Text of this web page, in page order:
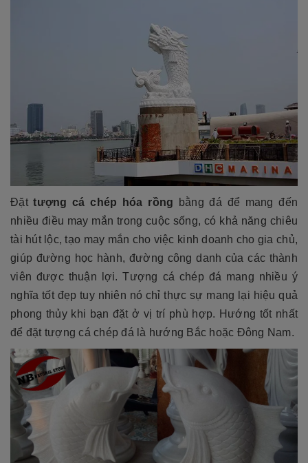
Đặttượng cá chép hóa rồng bằng đá để mang đến
nhiều điều may mắn trong cuộc sống, có khả năng chiêu
tài hút lộc, tạo may mắn cho việc kinh doanh cho gia chủ,
giúp đường học hành, đường công danh của các thành
viên được thuận lợi. Tượng cá chép đá mang nhiều ý
nghĩa tốt đẹp tuy nhiên nó chỉ thực sự mang lại hiệu quả
phong thủy khi bạn đặt ở vị trí phù hợp. Hướng tốt nhất
để đặt tượng cá chép đá là hướng Bắc hoặc Đông Nam.